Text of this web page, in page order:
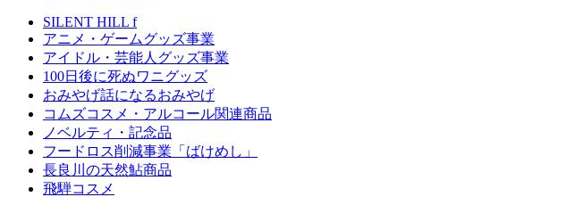
SILENT HILL f
アニメ・ゲームグッズ事業
アイドル・芸能人グッズ事業
100日後に死ぬワニグッズ
おみやげ話になるおみやげ
コムズコスメ・アルコール関連商品
ノベルティ・記念品
フードロス削減事業「ばけめし」
長良川の天然鮎商品
飛騨コスメ